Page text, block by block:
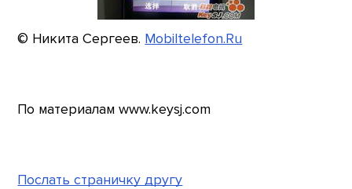
© Никита Сергеев. Mobiltelefon.Ru
По материалам www.keysj.com
Послать страничку другу